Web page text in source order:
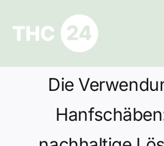
springen
Ratgeber
Hilfe und Kontakt
Die